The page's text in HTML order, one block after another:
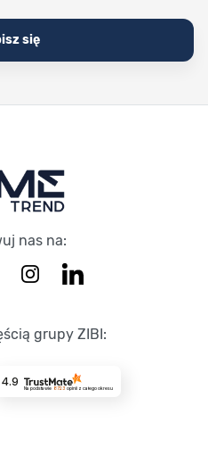
się
nas na:
grupy ZIBI:
4.9
Na podstawie 8723 opinii z całego okresu